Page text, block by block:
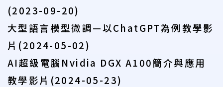
(2023-09-20)
大型語言模型微調—以ChatGPT為例 教學影
片(2024-05-02)
AI超級電腦Nvidia DGX A100簡介與應用
教學影片(2024-05-23)